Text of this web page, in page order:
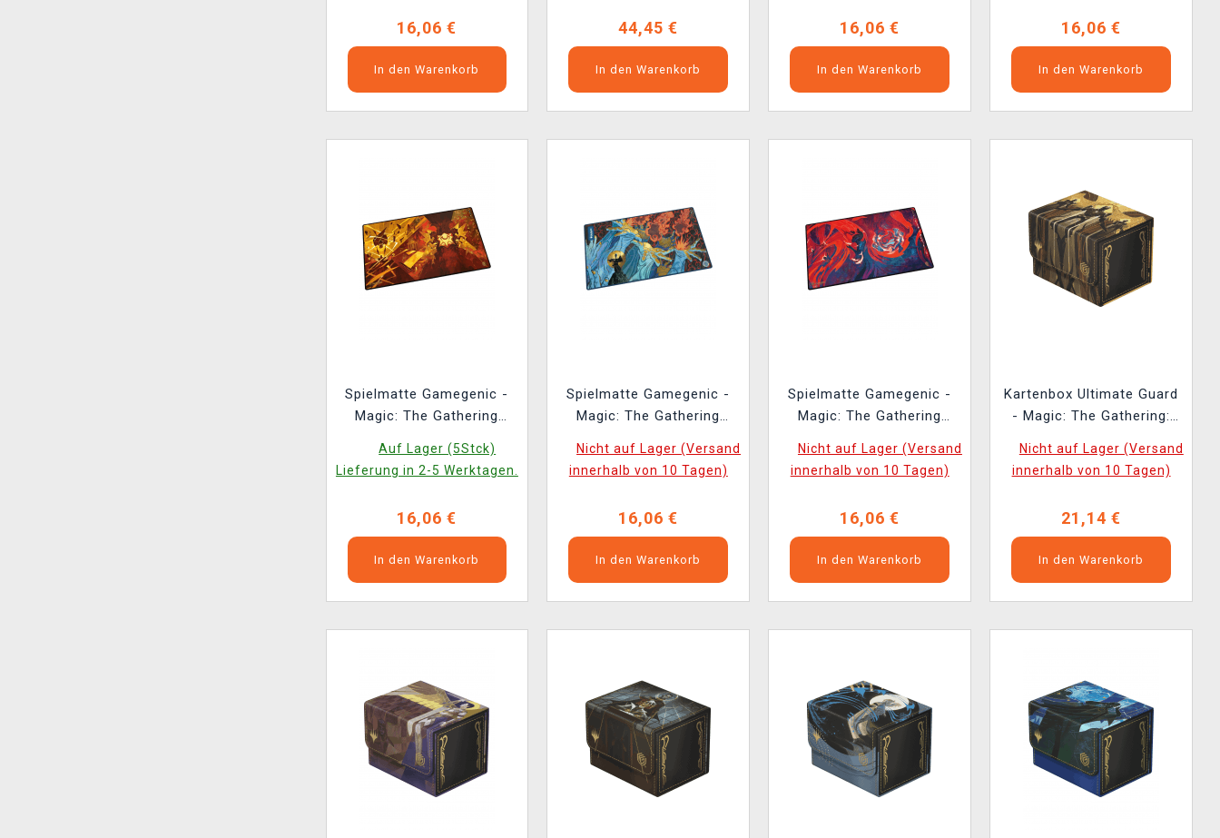
16,06 €
In den Warenkorb
44,45 €
In den Warenkorb
16,06 €
In den Warenkorb
16,06 €
In den Warenkorb
Spielmatte Gamegenic -
Magic: The Gathering
Lorehold
Auf Lager (5Stck)
Lieferung in 2-5 Werktagen.
16,06 €
In den Warenkorb
Spielmatte Gamegenic -
Magic: The Gathering
Flusterstorm
Nicht auf Lager (Versand
innerhalb von 10 Tagen)
16,06 €
In den Warenkorb
Spielmatte Gamegenic -
Magic: The Gathering
Prismari
Nicht auf Lager (Versand
innerhalb von 10 Tagen)
16,06 €
In den Warenkorb
Kartenbox Ultimate Guard
- Magic: The Gathering:
Return to the Ranks
(Sidewinder 100+
Nicht auf Lager (Versand
innerhalb von 10 Tagen)
21,14 €
In den Warenkorb